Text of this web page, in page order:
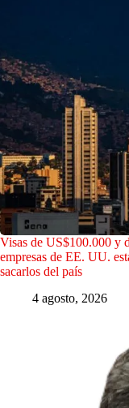
Visas de US$100.000 y
empresas de EE. UU.
sacarlos del país
4 agosto, 2026